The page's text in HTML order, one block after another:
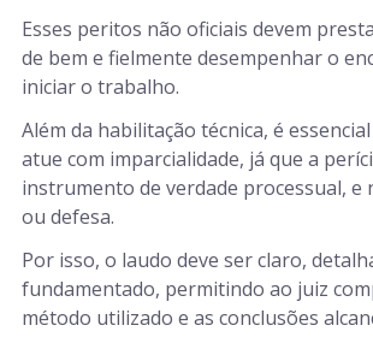
Esses peritos não oficiais devem
de bem e fielmente desempenhar o
iniciar o trabalho.
Além da habilitação técnica, é
atue com imparcialidade, já que a
instrumento de verdade processual, e
ou defesa.
Por isso, o laudo deve ser claro,
fundamentado, permitindo ao juiz
método utilizado e as conclusões